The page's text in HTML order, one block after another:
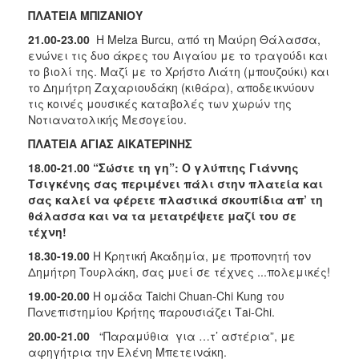
ΠΛΑΤΕΙΑ ΜΠΙΖΑΝΙΟΥ
21.00-23.00 H Melza Burcu, από τη Μαύρη Θάλασσα,
ενώνει τις δυο άκρες του Αιγαίου με το τραγούδι και
το βιολί της. Μαζί με το Χρήστο Λιάτη (μπουζούκι) και
το Δημήτρη Ζαχαριουδάκη (κιθάρα), αποδεικνύoυν
τις κοινές μουσικές καταβολές των χωρών της
Νοτιανατολικής Μεσογείου.
ΠΛΑΤΕΙΑ ΑΓΙΑΣ ΑΙΚΑΤΕΡΙΝΗΣ
18.00-21.00 “Σώστε τη γη”: Ο γλύπτης Γιάννης
Τσιγκένης σας περιμένει πάλι στην πλατεία και
σας καλεί να φέρετε πλαστικά σκουπίδια απ’ τη
θάλασσα και να τα μετατρέψετε μαζί του σε
τέχνη!
18.30-19.00 Η Κρητική Ακαδημία, με προπονητή τον
Δημήτρη Τουρλάκη, σας μυεί σε τέχνες ...πολεμικές!
19.00-20.00 Η ομάδα Taichi Chuan-Chi Kung του
Πανεπιστημίου Κρήτης παρουσιάζει Τai-Chi.
20.00-21.00 “Παραμύθια για …τ’ αστέρια”, με
αφηγήτρια την Ελένη Μπετεινάκη.